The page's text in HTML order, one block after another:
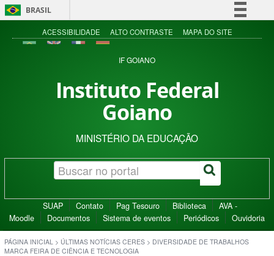
BRASIL
Simplifique!
Acesso à informação
ACESSIBILIDADE ALTO CONTRASTE MAPA DO SITE
IF GOIANO
Instituto Federal
Goiano
MINISTÉRIO DA EDUCAÇÃO
SUAP Contato Pag Tesouro Biblioteca
AVA -
Moodle
Documentos Sistema de eventos Periódicos Ouvidoria
PÁGINA INICIAL > ÚLTIMAS NOTÍCIAS CERES > DIVERSIDADE DE TRABALHOS
MARCA FEIRA DE CIÊNCIA E TECNOLOGIA